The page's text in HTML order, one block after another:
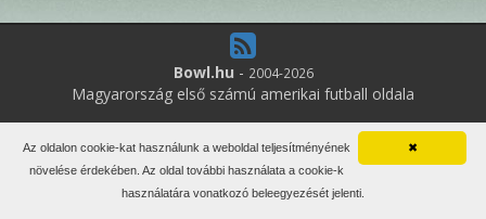
Bowl.hu - 2004-2026
Magyarország első számú amerikai futball oldala
6
online felhasználó
Minden jog fenntartva. Írott anyagok újraközlése csak a szerző
engedélyével.
Impresszum
✖
Az oldalon cookie-kat használunk a weboldal teljesítményének
növelése érdekében. Az oldal további használata a cookie-k
használatára vonatkozó beleegyezését jelenti.